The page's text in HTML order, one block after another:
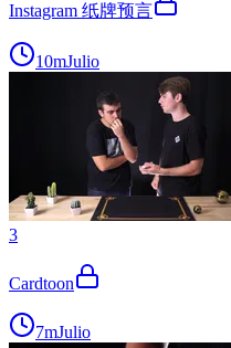
Instagram 纸牌预言
10mJulio
3
Cardtoon
7mJulio